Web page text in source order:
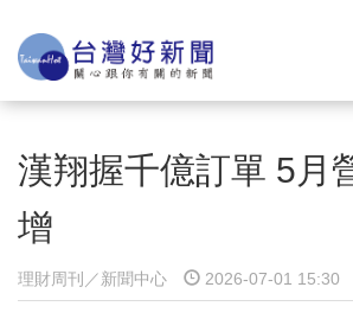
漢翔握千億訂單 5月
增
理財周刊／新聞中心 2026-07-01 15:30